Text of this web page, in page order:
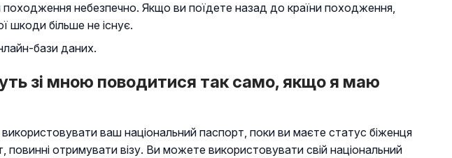
небезпечно. Якщо ви поїдете назад до країни походження,
шкоди більше не існує.
бази даних.
зі мною поводитися так само, якщо я маю
ваш національний паспорт, поки ви маєте статус біженця
отримувати візу. Ви можете використовувати свій національний